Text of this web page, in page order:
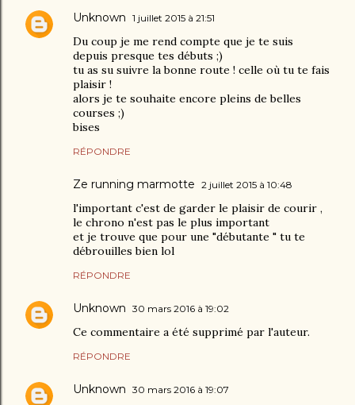
Unknown 1 juillet 2015 à 21:51
Du coup je me rend compte que je te suis
depuis presque tes débuts ;)
tu as su suivre la bonne route ! celle où tu te fais
plaisir !
alors je te souhaite encore pleins de belles
courses ;)
bises
RÉPONDRE
Ze running marmotte 2 juillet 2015 à 10:48
l'important c'est de garder le plaisir de courir ,
le chrono n'est pas le plus important
et je trouve que pour une "débutante " tu te
débrouilles bien lol
RÉPONDRE
Unknown 30 mars 2016 à 19:02
Ce commentaire a été supprimé par l'auteur.
RÉPONDRE
Unknown 30 mars 2016 à 19:07